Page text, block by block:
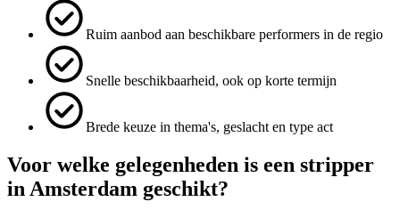
Ruim aanbod aan beschikbare performers in de regio
Snelle beschikbaarheid, ook op korte termijn
Brede keuze in thema's, geslacht en type act
Voor welke gelegenheden is een stripper
in Amsterdam geschikt?